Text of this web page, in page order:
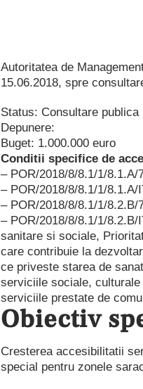
Autoritatea de
15.06.2018, spre
Status: Consultare publica
Depunere:
Buget: 1.000.000 euro
Conditii specifice de
– POR/2018/8/8.1/1/
– POR/2018/8/8.1/1/
– POR/2018/8/8.1/1/
– POR/2018/8/8.1/1/
sanitare si sociale,
care contribuie la
ce priveste starea de
serviciile sociale,
serviciile prestate de
Obiectiv
Cresterea accesibilitatii
special pentru zonele